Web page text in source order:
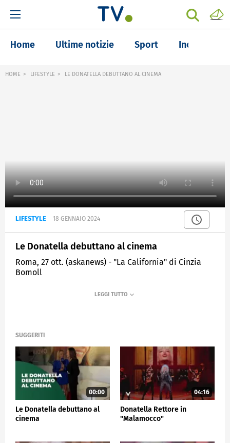
Home Ultime notizie Sport Inchieste
HOME LIFESTYLE LE DONATELLA DEBUTTANO AL CINEMA
LIFESTYLE 18 GENNAIO 2024
Le Donatella debuttano al cinema
Roma, 27 ott. (askanews) - "La California" di Cinzia
Bomoll
nella sezione Freestyle; un film che segna il debutto
SUGGERITI
00:00
Le Donatella debuttano al
cinema
04:16
Donatella Rettore in
"Malamocco"